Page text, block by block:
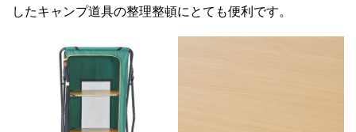
したキャンプ道具の整理整頓にとても便利です。